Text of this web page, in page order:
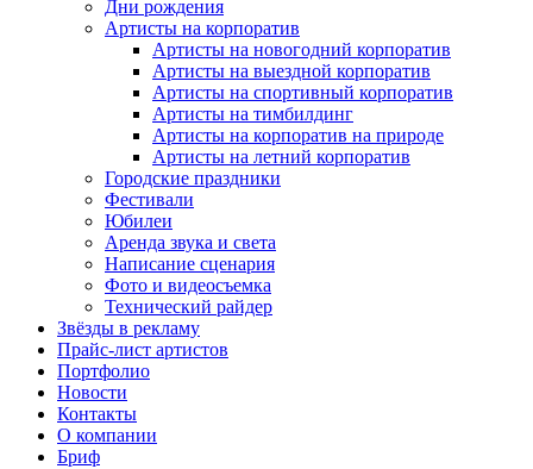
Дни рождения
Артисты на корпоратив
Артисты на новогодний корпоратив
Артисты на выездной корпоратив
Артисты на спортивный корпоратив
Артисты на тимбилдинг
Артисты на корпоратив на природе
Артисты на летний корпоратив
Городские праздники
Фестивали
Юбилеи
Аренда звука и света
Написание сценария
Фото и видеосъемка
Технический райдер
Звёзды в рекламу
Прайс-лист артистов
Портфолио
Новости
Контакты
О компании
Бриф